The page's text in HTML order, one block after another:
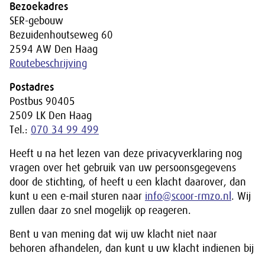
Bezoekadres
SER-gebouw
Bezuidenhoutseweg 60
2594 AW Den Haag
Routebeschrijving
Postadres
Postbus 90405
2509 LK Den Haag
Tel.: 070 34 99 499
Heeft u na het lezen van deze privacyverklaring nog
vragen over het gebruik van uw persoonsgegevens
door de stichting, of heeft u een klacht daarover, dan
kunt u een e-mail sturen naar info@scoor-rmzo.nl . Wij
zullen daar zo snel mogelijk op reageren.
Bent u van mening dat wij uw klacht niet naar
behoren afhandelen, dan kunt u uw klacht indienen bij